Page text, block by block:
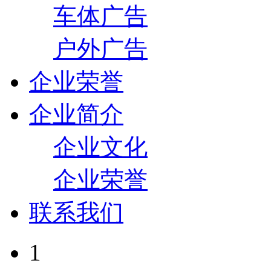
车体广告
户外广告
企业荣誉
企业简介
企业文化
企业荣誉
联系我们
1